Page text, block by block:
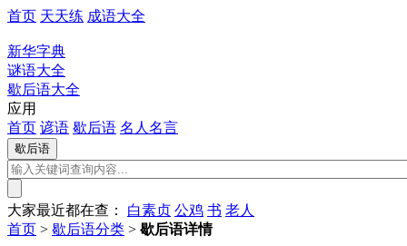
首页 天天练 成语大全
新华字典
谜语大全
歇后语大全
应用
首页 谚语 歇后语 名人名言
大家最近都在查： 白素贞 公鸡 书 老人
首页 > 歇后语分类 > 歇后语详情